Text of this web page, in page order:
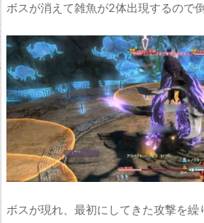
ボスが消えて雑魚が2体出現するので倒
ボスが現れ、最初にしてきた攻撃を繰